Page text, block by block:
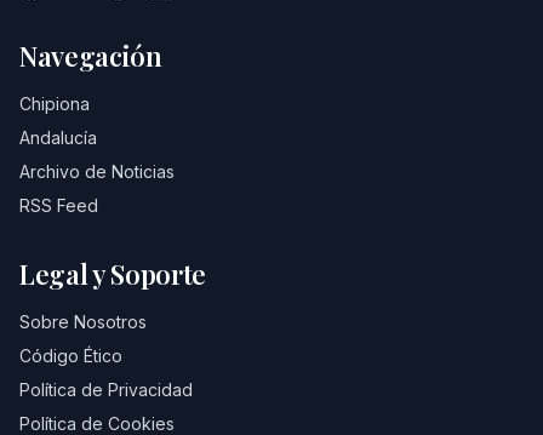
Navegación
Chipiona
Andalucía
Archivo de Noticias
RSS Feed
Legal y Soporte
Sobre Nosotros
Código Ético
Política de Privacidad
Política de Cookies